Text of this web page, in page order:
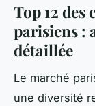
Top 12
parisiens :
détaillée
Le marché
une diversité